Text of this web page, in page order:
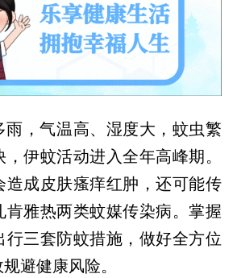
雨，气温高、湿度大，蚊虫繁
，伊蚊活动进入全年高峰期。
造成皮肤瘙痒红肿，还可能传
肯雅热两类蚊媒传染病。掌握
行三套防蚊措施，做好全方位
避健康风险。